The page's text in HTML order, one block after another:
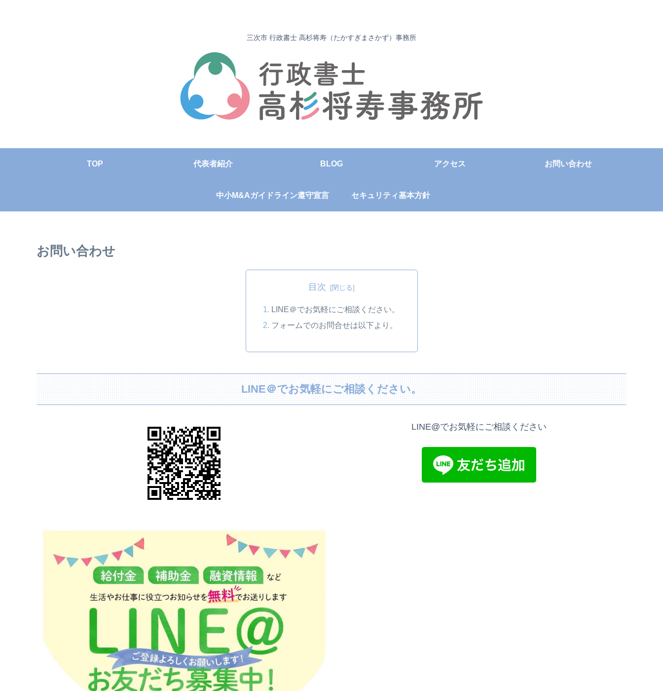
三次市 行政書士 高杉将寿（たかすぎまさかず）事務所
TOP 代表者紹介 BLOG アクセス お問い合わせ
中小M&Aガイドライン遵守宣言 セキュリティ基本方針
お問い合わせ
目次
LINE＠でお気軽にご相談ください。
フォームでのお問合せは以下より。
LINE＠でお気軽にご相談ください。
LINE@でお気軽にご相談ください